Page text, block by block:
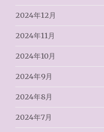
2024年12月
2024年11月
2024年10月
2024年9月
2024年8月
2024年7月